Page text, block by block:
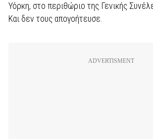
Υόρκη, στο περιθώριο της Γενικής
Και δεν τους απογοήτευσε.